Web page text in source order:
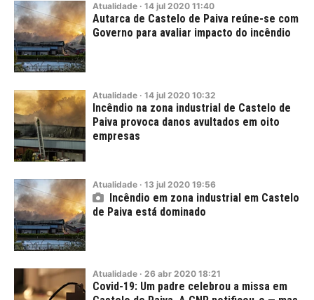
Atualidade · 14 jul 2020 11:40
Autarca de Castelo de Paiva reúne-se com
Governo para avaliar impacto do incêndio
Atualidade · 14 jul 2020 10:32
Incêndio na zona industrial de Castelo de
Paiva provoca danos avultados em oito
empresas
Atualidade · 13 jul 2020 19:56
Incêndio em zona industrial em Castelo
de Paiva está dominado
Atualidade · 26 abr 2020 18:21
Covid-19: Um padre celebrou a missa em